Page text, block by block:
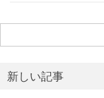
索:
新しい記事